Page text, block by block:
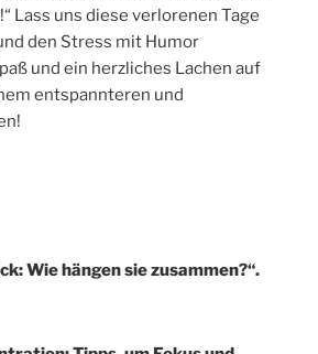
Lass uns diese verlorenen Tage
den Stress mit Humor
und ein herzliches Lachen auf
entspannteren und
Wie hängen sie zusammen?“.